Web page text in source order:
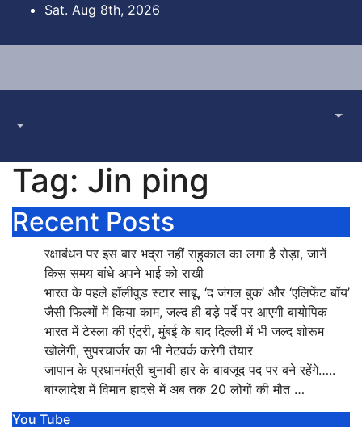
content
Sat. Aug 8th, 2026
Tag: Jin ping
Recent Posts
रक्षाबंधन पर इस बार भद्रा नहीं राहुकाल का लगा है रोड़ा, जानें
किस समय बांधे अपने भाई को राखी
भारत के पहले हॉलीवुड स्टार साबू, ‘द जंगल बुक’ और ‘एलिफेंट बॉय’
जैसी फिल्मों में किया काम, जल्द ही बड़े पर्दे पर आएगी बायोपिक
भारत में टेस्ला की एंट्री, मुंबई के बाद दिल्ली में भी जल्द शोरूम
खोलेगी, सुपरचार्जर का भी नेटवर्क करेगी तैयार
जापान के प्रधानमंत्री चुनावी हार के बावजूद पद पर बने रहेंगे…..
बांग्लादेश में विमान हादसे में अब तक 20 लोगों की मौत …
You Tube